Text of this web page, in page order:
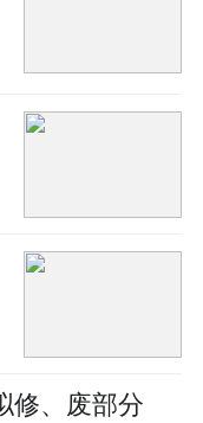
修、废部分